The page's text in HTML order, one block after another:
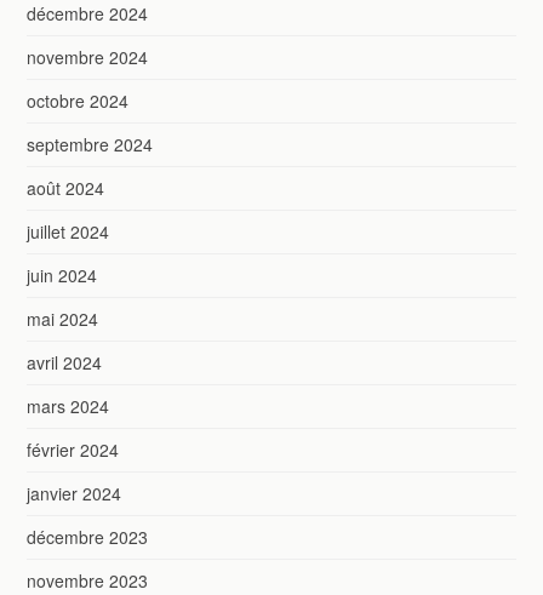
décembre 2024
novembre 2024
octobre 2024
septembre 2024
août 2024
juillet 2024
juin 2024
mai 2024
avril 2024
mars 2024
février 2024
janvier 2024
décembre 2023
novembre 2023